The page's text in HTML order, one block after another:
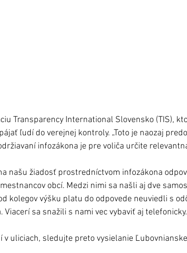
Transparency International Slovensko (TIS),
ľudí do verejnej kontroly. „Toto je naozaj
infozákona je pre voliča určite
našu žiadosť prostredníctvom infozákona
obcí. Medzi nimi sa našli aj dve
kolegov výšku platu do odpovede neuviedli s
Viacerí sa snažili s nami vec vybaviť aj
v uliciach, sledujte preto vysielanie